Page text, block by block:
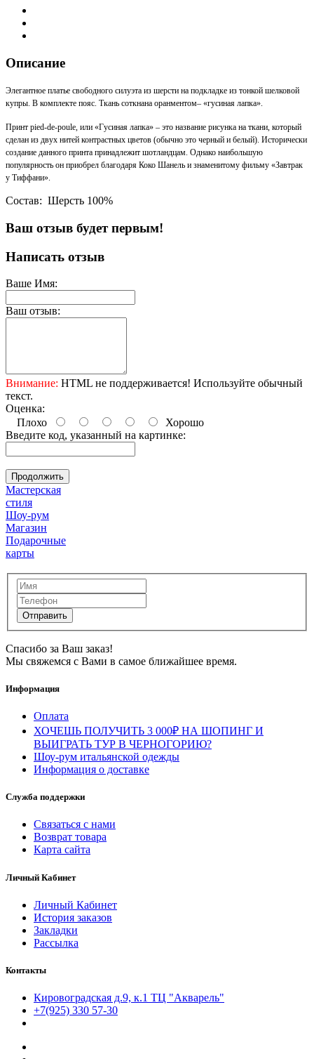
Описание
Элегантное платье свободного силуэта из шерсти на подкладке из тонкой шелковой
купры. В комплекте пояс. Ткань соткнана оранментом– «гусиная лапка».
Принт pied-de-poule, или «Гусиная лапка» – это название рисунка на ткани, который
сделан из двух нитей контрастных цветов (обычно это черный и белый). Исторически
создание данного принта принадлежит шотландцам. Однако наибольшую
популярность он приобрел благодаря Коко Шанель и знаменитому фильму «Завтрак
у Тиффани».
Состав: Шерсть 100%
Ваш отзыв будет первым!
Написать отзыв
Ваше Имя:
Ваш отзыв:
Внимание: HTML не поддерживается! Используйте обычный
текст.
Оценка:
Плохо
Хорошо
Введите код, указанный на картинке:
Продолжить
Мастерская
стиля
Шоу-рум
Магазин
Подарочные
карты
Спасибо за Ваш заказ!
Мы свяжемся с Вами в самое ближайшее время.
Информация
Оплата
ХОЧЕШЬ ПОЛУЧИТЬ 3 000₽ НА ШОПИНГ И
ВЫИГРАТЬ ТУР В ЧЕРНОГОРИЮ?
Шоу-рум итальянской одежды
Информация о доставке
Служба поддержки
Связаться с нами
Возврат товара
Карта сайта
Личный Кабинет
Личный Кабинет
История заказов
Закладки
Рассылка
Контакты
Кировоградская д.9, к.1 ТЦ "Акварель"
+7(925) 330 57-30